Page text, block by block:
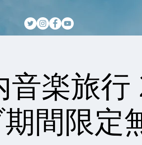
音楽旅行
間限定